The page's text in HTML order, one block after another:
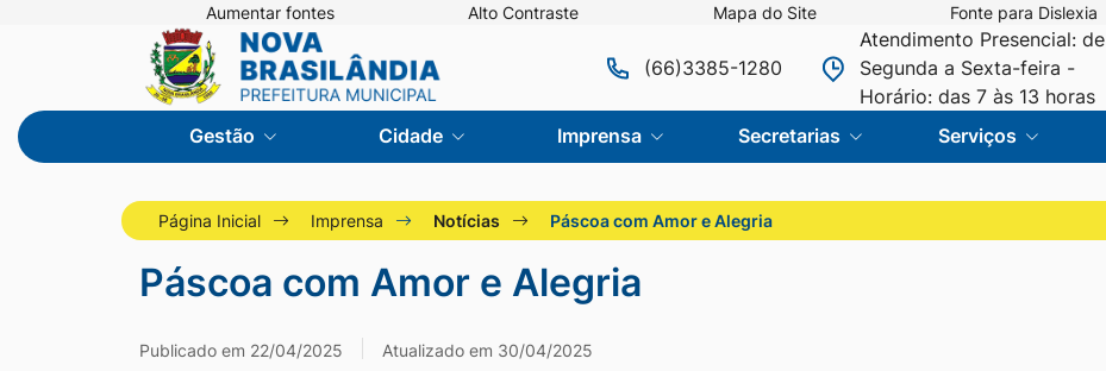
Seção
de
atalhos
links
de
acessibilidade
para
o
conteúdo
[alt+1]
Ir
para
o
menu
[alt+2]
Aumentar fontes Alto Contraste Mapa do Site Fonte para Dislexia
Seção
do
menu
principal
Ir
para
a
página
do
(66)3385-1280
Atendimento Presencial: de
Segunda a Sexta-feira -
Horário: das 7 às 13 horas
Gestão Cidade Imprensa Secretarias Serviços
Página Inicial Imprensa Notícias Páscoa com Amor e Alegria
Páscoa com Amor e Alegria
Publicado em 22/04/2025 Atualizado em 30/04/2025